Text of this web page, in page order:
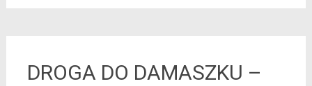
DROGA DO DAMASZKU –